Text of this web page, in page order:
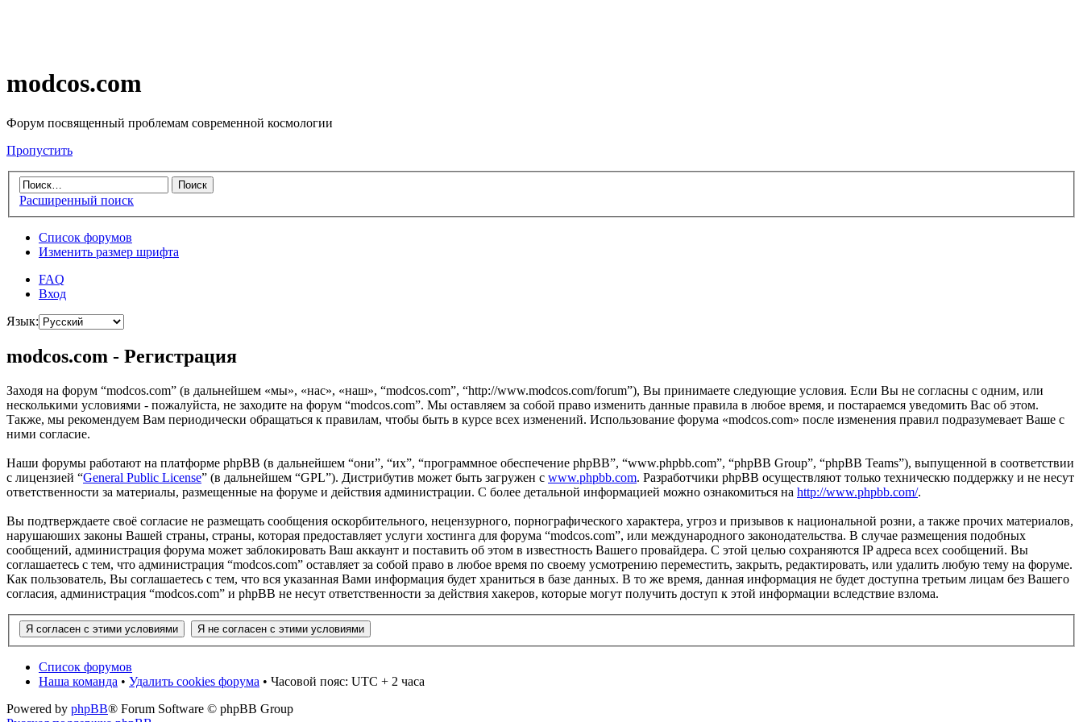
modcos.com
Форум посвященный проблемам современной космологии
Пропустить
Расширенный поиск
Список форумов
Изменить размер шрифта
FAQ
Вход
Язык:
modcos.com - Регистрация
Заходя на форум “modcos.com” (в дальнейшем «мы», «нас», «наш», “modcos.com”, “http://www.modcos.com/forum”), Вы принимаете следующие условия. Если Вы не согласны с одним, или
несколькими условиями - пожалуйста, не заходите на форум “modcos.com”. Мы оставляем за собой право изменить данные правила в любое время, и постараемся уведомить Вас об этом.
Также, мы рекомендуем Вам периодически обращаться к правилам, чтобы быть в курсе всех изменений. Использование форума «modcos.com» после изменения правил подразумевает Ваше с
ними согласие.
Наши форумы работают на платформе phpBB (в дальнейшем “они”, “их”, “программное обеспечение phpBB”, “www.phpbb.com”, “phpBB Group”, “phpBB Teams”), выпущенной в соответствии
с лицензией “General Public License” (в дальнейшем “GPL”). Дистрибутив может быть загружен с www.phpbb.com. Разработчики phpBB осуществляют только техническю поддержку и не несут
ответственности за материалы, размещенные на форуме и действия администрации. С более детальной информацией можно ознакомиться на http://www.phpbb.com/.
Вы подтверждаете своё согласие не размещать сообщения оскорбительного, нецензурного, порнографического характера, угроз и призывов к национальной розни, а также прочих материалов,
нарушаюших законы Вашей страны, страны, которая предоставляет услуги хостинга для форума “modcos.com”, или международного законодательства. В случае размещения подобных
сообщений, администрация форума может заблокировать Ваш аккаунт и поставить об этом в известность Вашего провайдера. С этой целью сохраняются IP адреса всех сообщений. Вы
соглашаетесь с тем, что администрация “modcos.com” оставляет за собой право в любое время по своему усмотрению переместить, закрыть, редактировать, или удалить любую тему на форуме.
Как пользователь, Вы соглашаетесь с тем, что вся указанная Вами информация будет храниться в базе данных. В то же время, данная информация не будет доступна третьим лицам без Вашего
согласия, администрация “modcos.com” и phpBB не несут ответственности за действия хакеров, которые могут получить доступ к этой информации вследствие взлома.
Список форумов
Наша команда • Удалить cookies форума • Часовой пояс: UTC + 2 часа
Powered by phpBB® Forum Software © phpBB Group